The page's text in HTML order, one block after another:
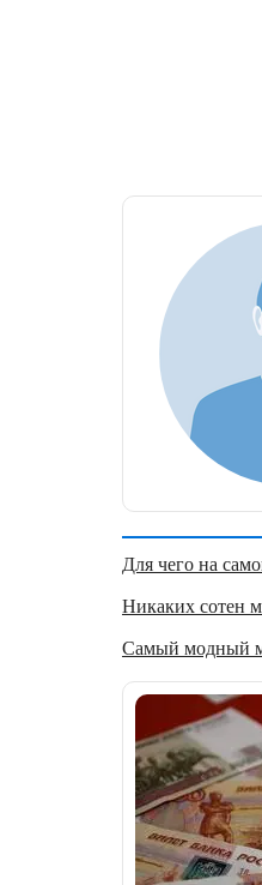
Для чего на
Никаких сотен
Самый модный